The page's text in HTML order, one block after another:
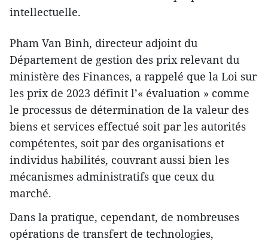
intellectuelle.
Pham Van Binh, directeur adjoint du
Département de gestion des prix relevant du
ministère des Finances, a rappelé que la Loi sur
les prix de 2023 définit l’« évaluation » comme
le processus de détermination de la valeur des
biens et services effectué soit par les autorités
compétentes, soit par des organisations et
individus habilités, couvrant aussi bien les
mécanismes administratifs que ceux du
marché.
Dans la pratique, cependant, de nombreuses
opérations de transfert de technologies,